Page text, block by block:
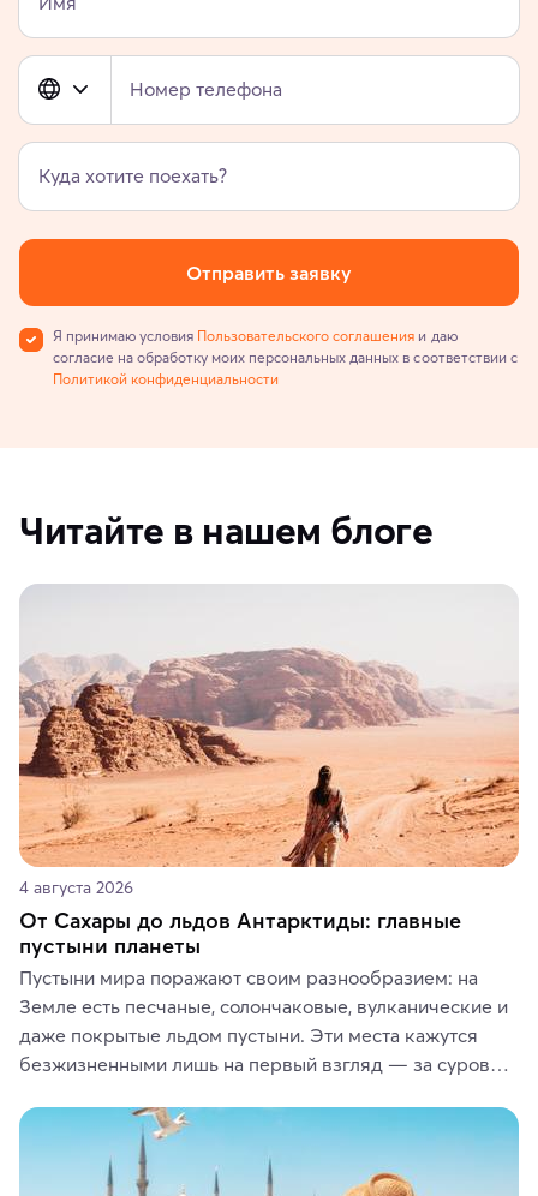
Номер телефона
Куда хотите поехать?
Отправить заявку
Я принимаю условия Пользовательского соглашения и даю
согласие на обработку моих персональных данных в соответствии с
Политикой конфиденциальности
Читайте в нашем блоге
4 августа 2026
От Сахары до льдов Антарктиды: главные
пустыни планеты
Пустыни мира поражают своим разнообразием: на
Земле есть песчаные, солончаковые, вулканические и
даже покрытые льдом пустыни. Эти места кажутся
безжизненными лишь на первый взгляд — за суровой
животные и маршруты, которые дарят одни из самых
ярких впечатлений от путешествий.